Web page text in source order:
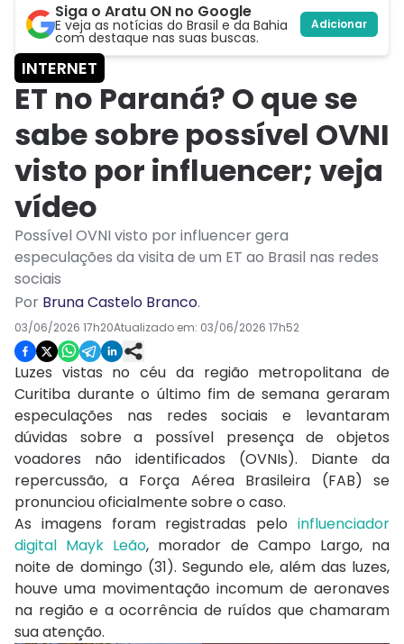
Siga o Aratu ON no Google
E veja as notícias do Brasil e da Bahia
com destaque nas suas buscas.
Adicionar
INTERNET
ET no Paraná? O que se
sabe sobre possível OVNI
visto por influencer; veja
vídeo
Possível OVNI visto por influencer gera
especulações da visita de um ET ao Brasil nas redes
sociais
Por Bruna Castelo Branco.
03/06/2026 17h20Atualizado em: 03/06/2026 17h52
Luzes vistas no céu da região metropolitana de
Curitiba durante o último fim de semana geraram
especulações nas redes sociais e levantaram
dúvidas sobre a possível presença de objetos
voadores não identificados (OVNIs). Diante da
repercussão, a Força Aérea Brasileira (FAB) se
pronunciou oficialmente sobre o caso.
As imagens foram registradas pelo influenciador
digital Mayk Leão, morador de Campo Largo, na
noite de domingo (31). Segundo ele, além das luzes,
houve uma movimentação incomum de aeronaves
na região e a ocorrência de ruídos que chamaram
sua atenção.